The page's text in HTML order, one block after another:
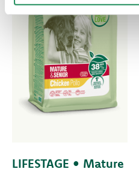
LIFESTAGE • Mature